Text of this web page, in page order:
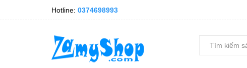
Hotline: 0374698993